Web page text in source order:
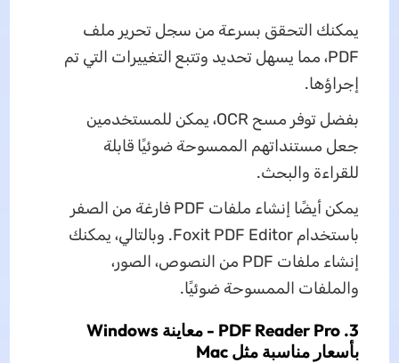
يمكنك التحقق بسرعة من سجل تحرير ملف
PDF، مما يسهل تحديد وتتبع التغييرات التي تم
إجراؤها.
بفضل توفر مسح OCR، يمكن للمستخدمين
جعل مستنداتهم الممسوحة ضوئيًا قابلة
للقراءة والبحث.
يمكن أيضًا إنشاء ملفات PDF فارغة من الصفر
باستخدام Foxit PDF Editor. وبالتالي، يمكنك
إنشاء ملفات PDF من النصوص، الصور،
والملفات الممسوحة ضوئيًا.
3. PDF Reader Pro - معاينة Windows
بأسعار مناسبة مثل Mac